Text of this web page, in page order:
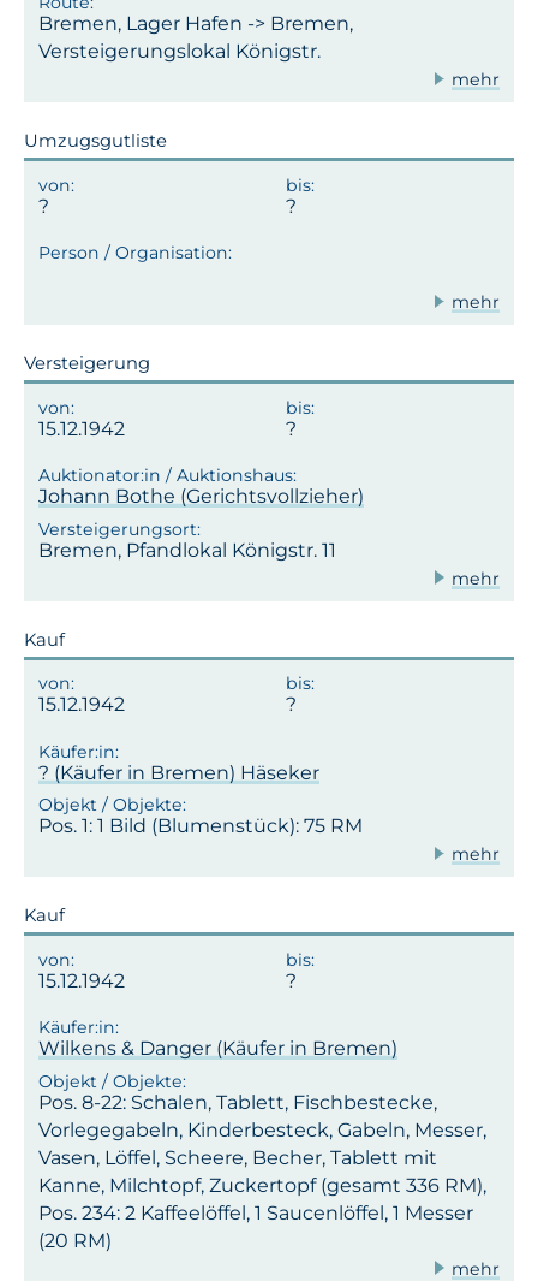
Bremen, Lager Hafen -> Bremen,
Versteigerungslokal Königstr.
mehr
Umzugsgutliste
mehr
Versteigerung
15.12.1942
Johann Bothe (Gerichtsvollzieher)
Bremen, Pfandlokal Königstr. 11
mehr
Kauf
15.12.1942
? (Käufer in Bremen) Häseker
Pos. 1: 1 Bild (Blumenstück): 75 RM
mehr
Kauf
15.12.1942
Wilkens & Danger (Käufer in Bremen)
Pos. 8-22: Schalen, Tablett, Fischbestecke,
Vorlegegabeln, Kinderbesteck, Gabeln, Messer,
Vasen, Löffel, Scheere, Becher, Tablett mit
Kanne, Milchtopf, Zuckertopf (gesamt 336 RM),
Pos. 234: 2 Kaffeelöffel, 1 Saucenlöffel, 1 Messer
(20 RM)
mehr